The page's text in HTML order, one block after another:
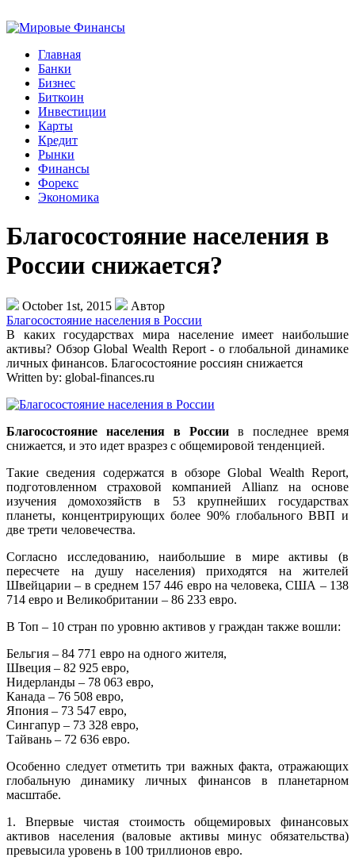
Главная
Банки
Бизнес
Биткоин
Инвестиции
Карты
Кредит
Рынки
Финансы
Форекс
Экономика
Благосостояние населения в
России снижается?
October 1st, 2015
Автор
Благосостояние населения в России
В каких государствах мира население имеет наибольшие
активы? Обзор Global Wealth Report - о глобальной динамике
личных финансов. Благосостояние россиян снижается
Written by: global-finances.ru
Благосостояние населения в России в последнее время
снижается, и это идет вразрез с общемировой тенденцией.
Такие сведения содержатся в обзоре Global Wealth Report,
подготовленном страховой компанией Allianz на основе
изучения домохозяйств в 53 крупнейших государствах
планеты, концентрирующих более 90% глобального ВВП и
две трети человечества.
Согласно исследованию, наибольшие в мире активы (в
пересчете на душу населения) приходятся на жителей
Швейцарии – в среднем 157 446 евро на человека, США – 138
714 евро и Великобритании – 86 233 евро.
В Топ – 10 стран по уровню активов у граждан также вошли:
Бельгия – 84 771 евро на одного жителя,
Швеция – 82 925 евро,
Нидерланды – 78 063 евро,
Канада – 76 508 евро,
Япония – 73 547 евро,
Сингапур – 73 328 евро,
Тайвань – 72 636 евро.
Особенно следует отметить три важных факта, отражающих
глобальную динамику личных финансов в планетарном
масштабе.
1. Впервые чистая стоимость общемировых финансовых
активов населения (валовые активы минус обязательства)
превысила уровень в 100 триллионов евро.